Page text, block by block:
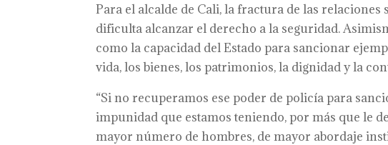
Para el alcalde de Cali, la fractura de las
dificulta alcanzar el derecho a la seguridad.
como la capacidad del Estado para sancionar
vida, los bienes, los patrimonios, la dignidad y la
“Si no recuperamos ese poder de policía para
impunidad que estamos teniendo, por más que le
mayor número de hombres, de mayor abordaje